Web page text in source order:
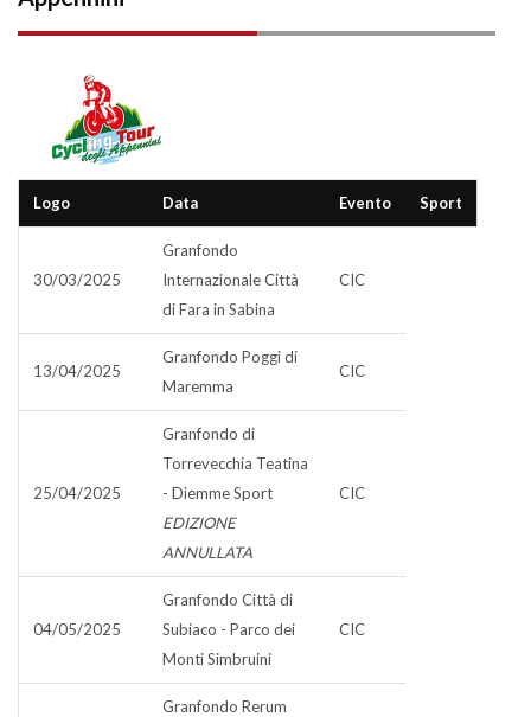
Logo Data Evento Sport
30/03/2025
Granfondo
Internazionale Città
di Fara in Sabina
CIC
13/04/2025
Granfondo Poggi di
Maremma
CIC
25/04/2025
Granfondo di
Torrevecchia Teatina
- Diemme Sport
EDIZIONE
ANNULLATA
CIC
04/05/2025
Granfondo Città di
Subiaco - Parco dei
Monti Simbruini
CIC
Granfondo Rerum